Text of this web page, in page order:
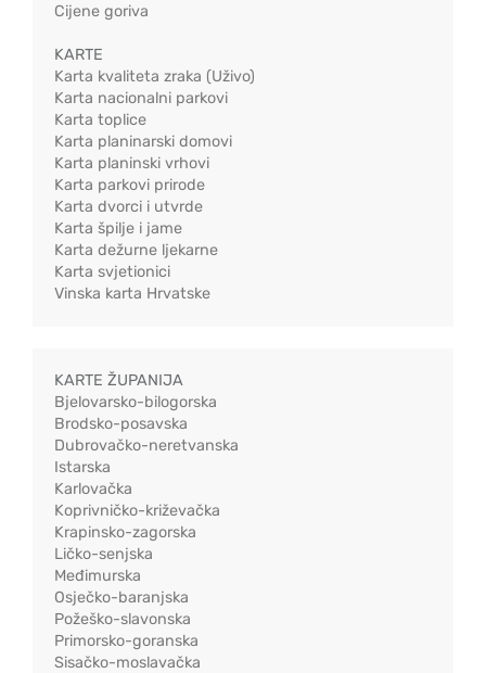
Cijene goriva
KARTE
Karta kvaliteta zraka (Uživo)
Karta nacionalni parkovi
Karta toplice
Karta planinarski domovi
Karta planinski vrhovi
Karta parkovi prirode
Karta dvorci i utvrde
Karta špilje i jame
Karta dežurne ljekarne
Karta svjetionici
Vinska karta Hrvatske
KARTE ŽUPANIJA
Bjelovarsko-bilogorska
Brodsko-posavska
Dubrovačko-neretvanska
Istarska
Karlovačka
Koprivničko-križevačka
Krapinsko-zagorska
Ličko-senjska
Međimurska
Osječko-baranjska
Požeško-slavonska
Primorsko-goranska
Sisačko-moslavačka